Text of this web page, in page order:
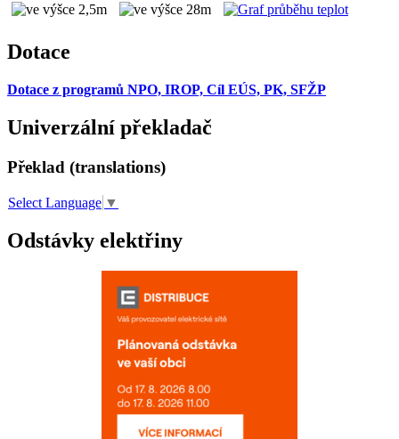
Dotace
Dotace z programů NPO, IROP, Cíl EÚS, PK, SFŽP
Univerzální překladač
Překlad (translations)
Select Language ▼
Odstávky elektřiny